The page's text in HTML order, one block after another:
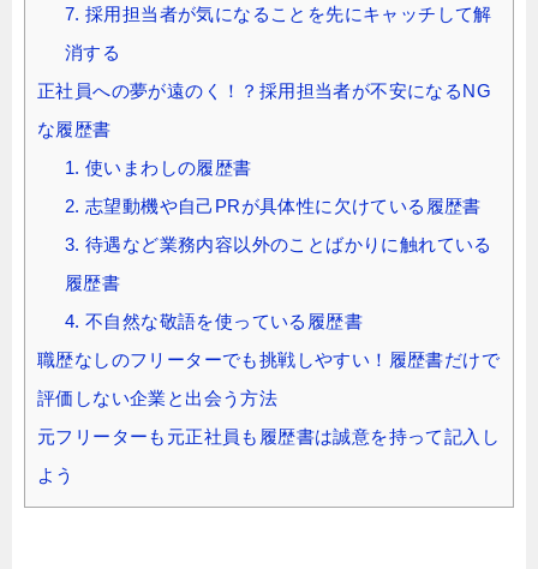
7. 採用担当者が気になることを先にキャッチして解
消する
正社員への夢が遠のく！？採用担当者が不安になるNG
な履歴書
1. 使いまわしの履歴書
2. 志望動機や自己PRが具体性に欠けている履歴書
3. 待遇など業務内容以外のことばかりに触れている
履歴書
4. 不自然な敬語を使っている履歴書
職歴なしのフリーターでも挑戦しやすい！履歴書だけで
評価しない企業と出会う方法
元フリーターも元正社員も履歴書は誠意を持って記入し
よう